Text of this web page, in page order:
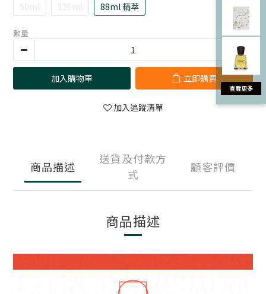
50ml 120ml 88ml 精萃
數量
加入購物車 立即購買
加入追蹤清單
商品描述
送貨及付款方
式
顧客評價
商品描述